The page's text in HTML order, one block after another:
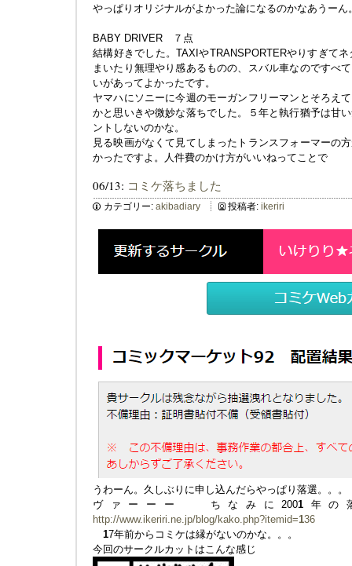
やっぱりオリジナルがよかった論になるのかなあうー
BABY DRIVER ７点
結構好きでした。TAXIやTRANSPORTERやりすぎて
まいたり無理やり感あるものの、スバル車なのですべ
いがあってよかったです。
ヤマハにソニーに今週のモーガンフリーマンとそろえ
かと思いきや微妙な落ちでした。５年と執行猶予は甘
ントしないのかな。
見る映画がなくて見てしまったトランスフォーマーの
かったですよ。人件費のかけ方がいいねってことで
06/13: コミケ落ちました
カテゴリー: akibadiary 投稿者: ikeriri
うわーん。久しぶりに申し込んだらやっぱり落選。。。
ヴァーーー ちなみに2001 年の
http://www.ikeriri.ne.jp/blog/kako.php?itemid=136
17年前からコミケは縁がないのかな。。。
今回のサークルカットはこんな感じ